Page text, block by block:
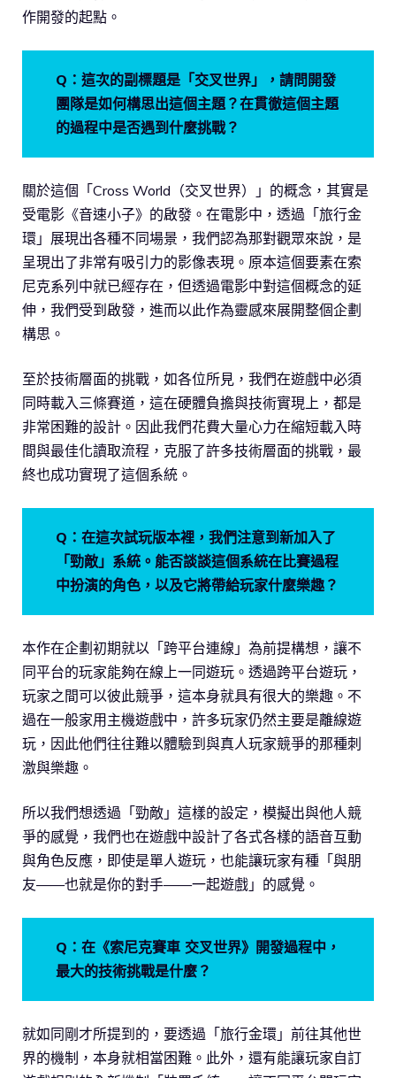
作開發的起點。
Q：這次的副標題是「交叉世界」，請問開發
團隊是如何構思出這個主題？在貫徹這個主題
的過程中是否遇到什麼挑戰？
關於這個「Cross World（交叉世界）」的概念，其實是
受電影《音速小子》的啟發。在電影中，透過「旅行金
環」展現出各種不同場景，我們認為那對觀眾來說，是
呈現出了非常有吸引力的影像表現。原本這個要素在索
尼克系列中就已經存在，但透過電影中對這個概念的延
伸，我們受到啟發，進而以此作為靈感來展開整個企劃
構思。
至於技術層面的挑戰，如各位所見，我們在遊戲中必須
同時載入三條賽道，這在硬體負擔與技術實現上，都是
非常困難的設計。因此我們花費大量心力在縮短載入時
間與最佳化讀取流程，克服了許多技術層面的挑戰，最
終也成功實現了這個系統。
Q：在這次試玩版本裡，我們注意到新加入了
「勁敵」系統。能否談談這個系統在比賽過程
中扮演的角色，以及它將帶給玩家什麼樂趣？
本作在企劃初期就以「跨平台連線」為前提構想，讓不
同平台的玩家能夠在線上一同遊玩。透過跨平台遊玩，
玩家之間可以彼此競爭，這本身就具有很大的樂趣。不
過在一般家用主機遊戲中，許多玩家仍然主要是離線遊
玩，因此他們往往難以體驗到與真人玩家競爭的那種刺
激與樂趣。
所以我們想透過「勁敵」這樣的設定，模擬出與他人競
爭的感覺，我們也在遊戲中設計了各式各樣的語音互動
與角色反應，即使是單人遊玩，也能讓玩家有種「與朋
友——也就是你的對手——一起遊戲」的感覺。
Q：在《索尼克賽車 交叉世界》開發過程中，
最大的技術挑戰是什麼？
就如同剛才所提到的，要透過「旅行金環」前往其他世
界的機制，本身就相當困難。此外，還有能讓玩家自訂